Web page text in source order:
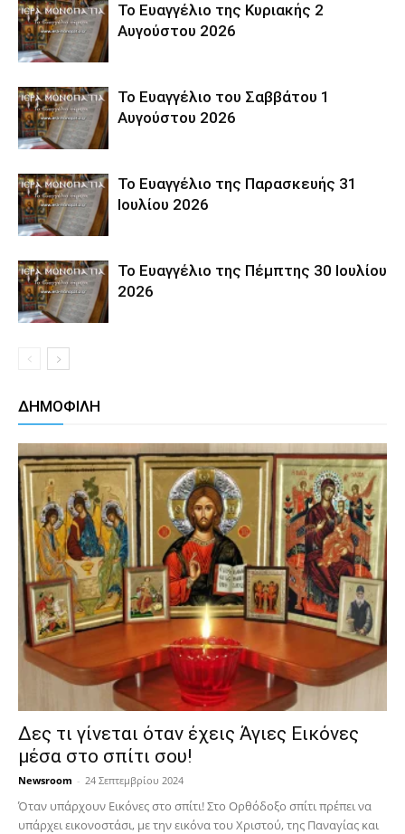
Το Ευαγγέλιο της Κυριακής 2
Αυγούστου 2026
Το Ευαγγέλιο του Σαββάτου 1
Αυγούστου 2026
Το Ευαγγέλιο της Παρασκευής 31
Ιουλίου 2026
Το Ευαγγέλιο της Πέμπτης 30 Ιουλίου
2026
ΔΗΜΟΦΙΛΗ
Δες τι γίνεται όταν έχεις Άγιες Εικόνες
μέσα στο σπίτι σου!
Newsroom - 24 Σεπτεμβρίου 2024
Όταν υπάρχουν Εικόνες στο σπίτι! Στο Ορθόδοξο σπίτι πρέπει να
υπάρχει εικονοστάσι, με την εικόνα του Χριστού, της Παν­αγίας και